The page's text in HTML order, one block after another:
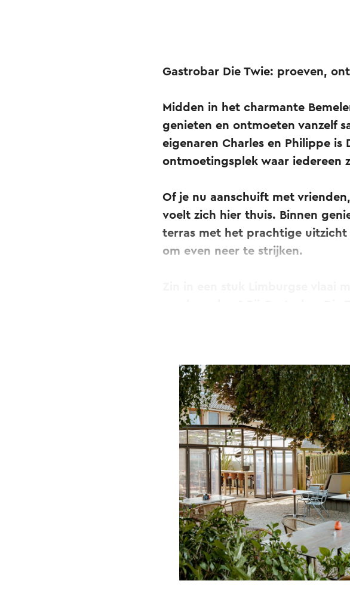
Gastrobar Die Twie: proeven,
Midden in het charmante
genieten en ontmoeten vanzelf
eigenaren Charles en Philippe
ontmoetingsplek waar iedereen
Of je nu aanschuift met
voelt zich hier thuis. Binnen
terras met het prachtige uitzicht
om even neer te strijken.
een borrel na? Bij Gastrobar Die
gezellig samenzijn met
van te maken.
Het geweldige, enthousiaste
Fedde gaan zij regelmatig op
vormen de basis voor een om
seizoensgebonden, creatief en
Benieuwd wat er op dit
en laat je inspireren.
Gastrobar Die Twie: hier proef